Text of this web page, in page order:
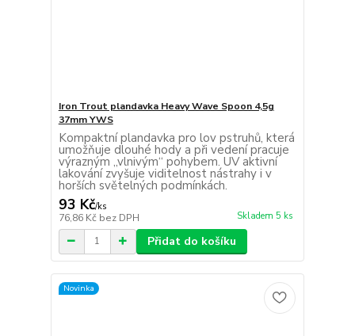
Iron Trout plandavka Heavy Wave Spoon 4,5g
37mm YWS
Kompaktní plandavka pro lov pstruhů, která
umožňuje dlouhé hody a při vedení pracuje
výrazným „vlnivým“ pohybem. UV aktivní
lakování zvyšuje viditelnost nástrahy i v
horších světelných podmínkách.
93 Kč/ks
76,86 Kč bez DPH Skladem 5 ks
Přidat do košíku
Novinka